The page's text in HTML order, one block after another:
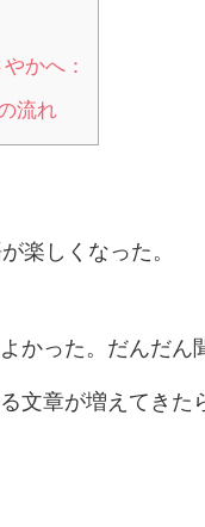
かへ：
流れ
楽しくなった。
かった。だんだん
文章が増えてきた